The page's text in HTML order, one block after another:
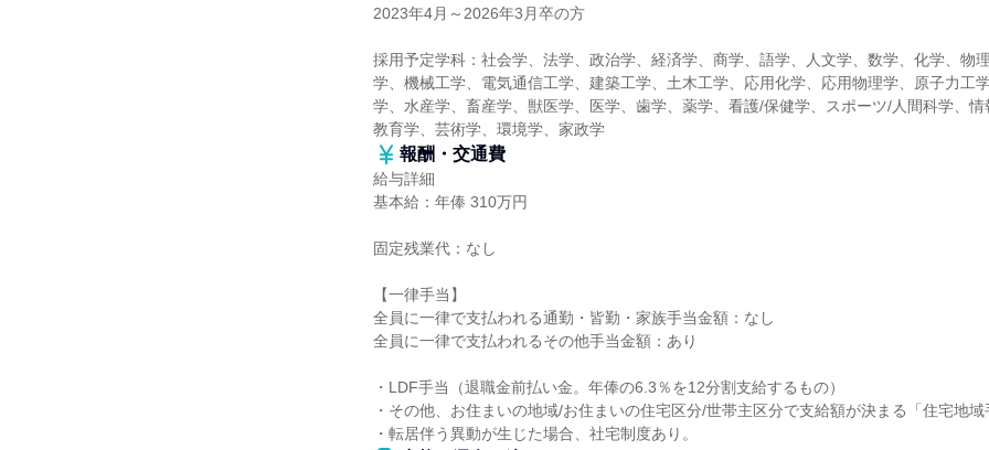
2023年4月～2026年3月卒の方
採用予定学科：社会学、法学、政治学、経済学、商学、語学、人文学、数学、化学、物
学、機械工学、電気通信工学、建築工学、土木工学、応用化学、応用物理学、原子力工
学、水産学、畜産学、獣医学、医学、歯学、薬学、看護/保健学、スポーツ/人間科学、情
教育学、芸術学、環境学、家政学
報酬・交通費
給与詳細
基本給：年俸 310万円
固定残業代：なし
【一律手当】
全員に一律で支払われる通勤・皆勤・家族手当金額：なし
全員に一律で支払われるその他手当金額：あり
・LDF手当（退職金前払い金。年俸の6.3％を12分割支給するもの）
・その他、お住まいの地域/お住まいの住宅区分/世帯主区分で支給額が決まる「住宅地域
・転居伴う異動が生じた場合、社宅制度あり。